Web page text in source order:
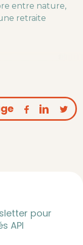
entre nature,
retraite
pour
API